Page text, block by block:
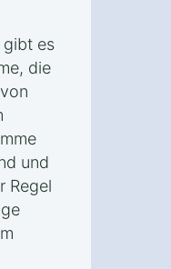
gibt es
die
und
Regel